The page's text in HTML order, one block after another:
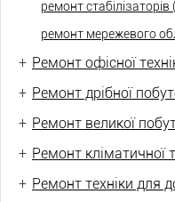
ремонт стабілізаторів
ремонт мережевого
+ Ремонт офісної
+ Ремонт дрібної
+ Ремонт великої
+ Ремонт кліматичної
+ Ремонт техніки для